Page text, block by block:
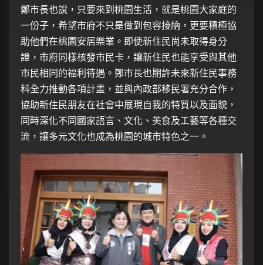
鄭市長也說，只要來到桃園生活，就是桃園大家庭的
一份子，希望市府不只是做到包容接納，更要積極協
助他們在桃園安居樂業。即使新住民尚未取得身分
證，市府同樣核發市民卡，讓新住民也能享受與其他
市民相同的福利待遇。鄭市長也期許未來新住民事務
科全力推動各項計畫，並與內政部移民署充分合作，
協助新住民朋友在社會中展現自我的特質以及面貌，
同時深化不同國家語言、文化、美食及工藝等各種交
流，讓多元文化也成為桃園的城市特色之一。